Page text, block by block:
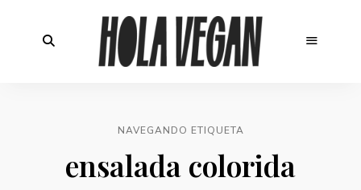
NAVEGANDO ETIQUETA
ensalada colorida